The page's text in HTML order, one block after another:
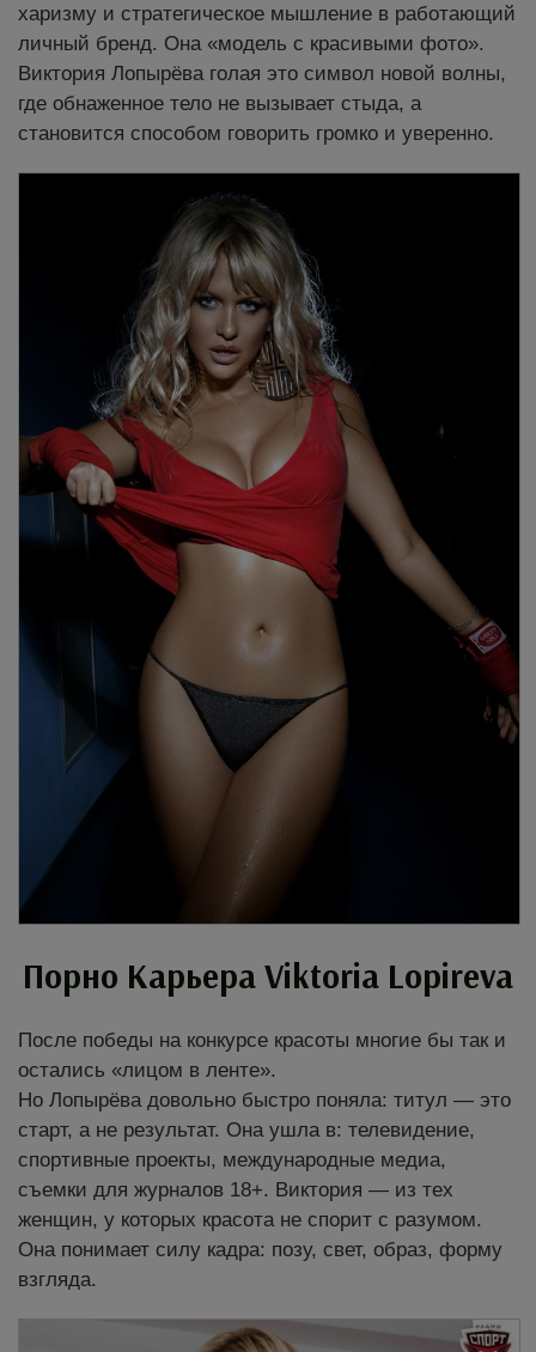
харизму и стратегическое мышление в работающий
личный бренд. Она «модель с красивыми фото».
Виктория Лопырёва голая это символ новой волны,
где обнаженное тело не вызывает стыда, а
становится способом говорить громко и уверенно.
Порно Карьера Viktoria Lopireva
После победы на конкурсе красоты многие бы так и
остались «лицом в ленте».
Но Лопырёва довольно быстро поняла: титул — это
старт, а не результат. Она ушла в: телевидение,
спортивные проекты, международные медиа,
съемки для журналов 18+. Виктория — из тех
женщин, у которых красота не спорит с разумом.
Она понимает силу кадра: позу, свет, образ, форму
взгляда.